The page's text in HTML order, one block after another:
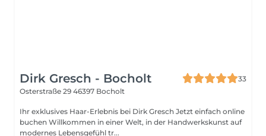
Dirk Gresch - Bocholt
33
Osterstraße 29 46397 Bocholt
Ihr exklusives Haar-Erlebnis bei Dirk Gresch Jetzt einfach online
buchen Willkommen in einer Welt, in der Handwerkskunst auf
modernes Lebensgefühl tr...